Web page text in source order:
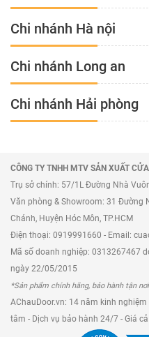
Chi nhánh Hà nội
Chi nhánh Long an
Chi nhánh Hải phòng
CÔNG TY TNHH MTV SẢN XUẤT
Trụ sở chính: 57/1L Đường Nhà
Văn phòng & Showroom: 31 Đường
Chánh, Huyện Hóc Môn, TP.HCM
Điện thoại: 0919991660 - Email:
Mã số doanh nghiệp: 0313267467
ngày 22/05/2015
*Sản phẩm chính hãng, bảo hành tận
AChauDoor.vn: 14 năm kinh
tâm - Dịch vụ bảo hành 24/7 - Giá